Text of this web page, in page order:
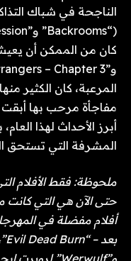
الناجحة في شباك
المرعبة، كان الكثير
مفاجأة مرحب بها
أبرز الأحداث لهذا
المشرفة التي تستحق
حتى الآن هي التي كانت
أفلام مفضلة في